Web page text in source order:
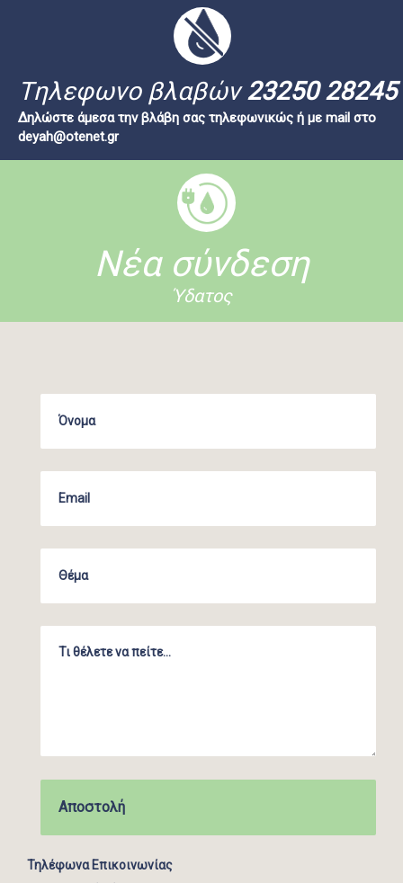
Tηλεφωνο βλαβών23250 28245
Δηλώστε άμεσα την βλάβη σας τηλεφωνικώς ή με mail στο
deyah@otenet.gr
Νέα σύνδεση
Ύδατος
Τηλέφωνα Επικοινωνίας